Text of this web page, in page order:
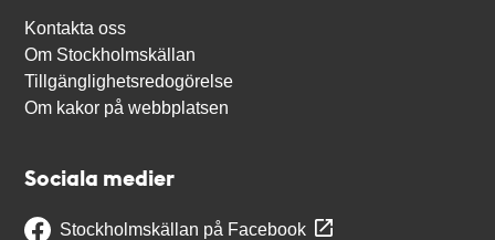
Kontakta oss
Om Stockholmskällan
Tillgänglighetsredogörelse
Om kakor på webbplatsen
Sociala medier
Stockholmskällan på Facebook